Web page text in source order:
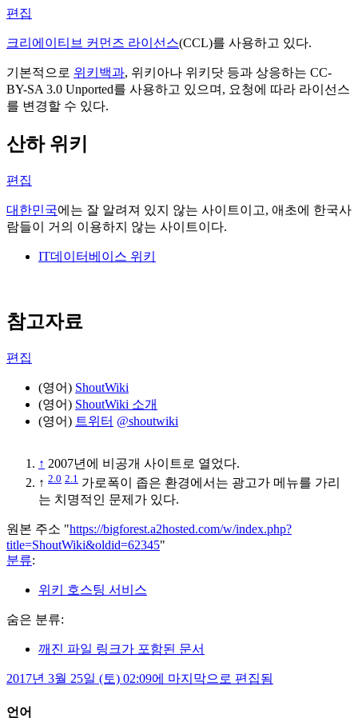
편집
크리에이티브 커먼즈 라이선스(CCL)를 사용하고 있다.
기본적으로 위키백과, 위키아나 위키닷 등과 상응하는 CC-
BY-SA 3.0 Unported를 사용하고 있으며, 요청에 따라 라이선스
를 변경할 수 있다.
산하 위키
편집
대한민국에는 잘 알려져 있지 않는 사이트이고, 애초에 한국사
람들이 거의 이용하지 않는 사이트이다.
IT데이터베이스 위키
참고자료
편집
(영어) ShoutWiki
(영어) ShoutWiki 소개
(영어) 트위터 @shoutwiki
↑ 2007년에 비공개 사이트로 열었다.
↑ 2.0 2.1 가로폭이 좁은 환경에서는 광고가 메뉴를 가리
는 치명적인 문제가 있다.
원본 주소 "https://bigforest.a2hosted.com/w/index.php?
title=ShoutWiki&oldid=62345"
분류:
위키 호스팅 서비스
숨은 분류:
깨진 파일 링크가 포함된 문서
2017년 3월 25일 (토) 02:09에 마지막으로 편집됨
언어